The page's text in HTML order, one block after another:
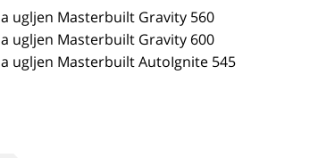
ugljen Masterbuilt Gravity 560
ugljen Masterbuilt Gravity 600
ugljen Masterbuilt AutoIgnite 545